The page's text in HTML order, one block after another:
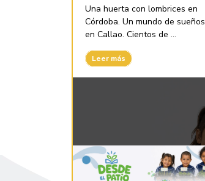
Una huerta con lombrices en
Córdoba. Un mundo de sueños
en Callao. Cientos de ...
Leer más